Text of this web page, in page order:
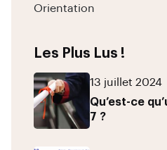
Orientation
Les Plus Lus !
13 juillet 2024
Qu’est-ce
7 ?